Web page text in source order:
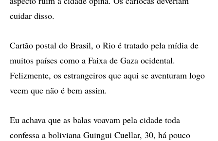
cuidar disso.
Cartão postal do Brasil, o Rio é tratado pela mídia de
muitos países como a Faixa de Gaza ocidental.
Felizmente, os estrangeiros que aqui se aventuram logo
veem que não é bem assim.
Eu achava que as balas voavam pela cidade toda
confessa a boliviana Guingui Cuellar, 30, há pouco